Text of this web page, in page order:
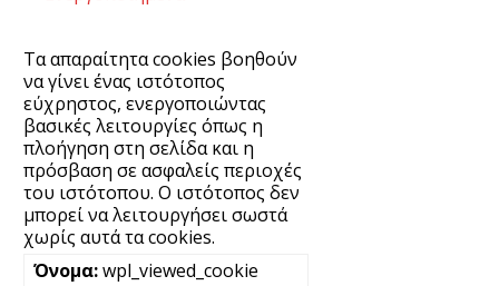
Τα απαραίτητα cookies βοηθούν
να γίνει ένας ιστότοπος
εύχρηστος, ενεργοποιώντας
βασικές λειτουργίες όπως η
πλοήγηση στη σελίδα και η
πρόσβαση σε ασφαλείς περιοχές
του ιστότοπου. Ο ιστότοπος δεν
μπορεί να λειτουργήσει σωστά
χωρίς αυτά τα cookies.
wpl_viewed_cookie